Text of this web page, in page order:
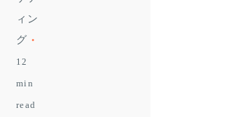
ィン
グ
12
min
read